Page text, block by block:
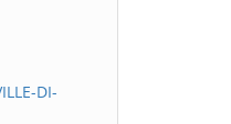
DI-